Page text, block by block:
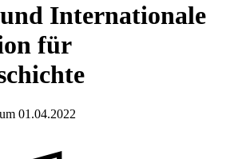
Internationale
für
01.04.2022